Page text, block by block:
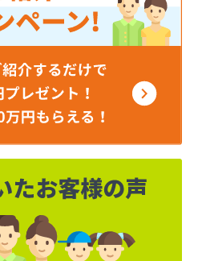
営業所
部・ホームガス
ームガス 名古屋西営業所
張旭営業所
社 リボンガス
プロパンガス